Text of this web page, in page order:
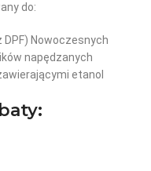
do:
DPF) Nowoczesnych
napędzanych
etanol